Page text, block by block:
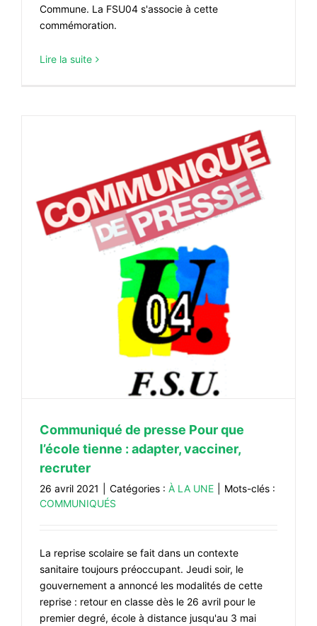
Commune. La FSU04 s'associe à cette
commémoration.
Lire la suite
Communiqué de presse Pour que
l’école tienne : adapter, vacciner,
recruter
26 avril 2021 Catégories : À LA UNE
Mots-clés :
COMMUNIQUÉS
La reprise scolaire se fait dans un contexte
sanitaire toujours préoccupant. Jeudi soir, le
gouvernement a annoncé les modalités de cette
reprise : retour en classe dès le 26 avril pour le
premier degré, école à distance jusqu'au 3 mai